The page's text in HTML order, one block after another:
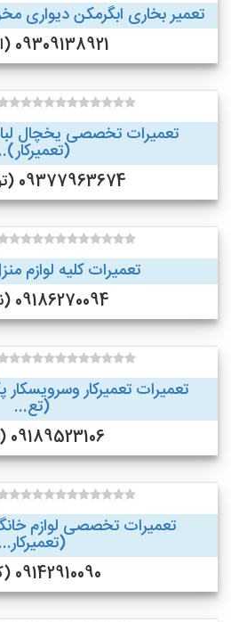
تعمیر بخاری ابگرمکن دیواری
09309138921 (اردکان )
تعمیرات تخصصی یخچال
(تعمیرکار)...
09377963674 (تویسرکان )
تعمیرات کلیه لوازم
09186270094 (نهاوند )
تعمیرات تعمیرکار وسرویسکار
(تع...
09189523106 (ملایر )
تعمیرات تخصصی لوازم
(تعمیرکار...
09142910090 (کیش)